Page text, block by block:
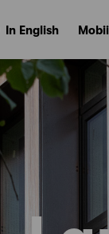
In English